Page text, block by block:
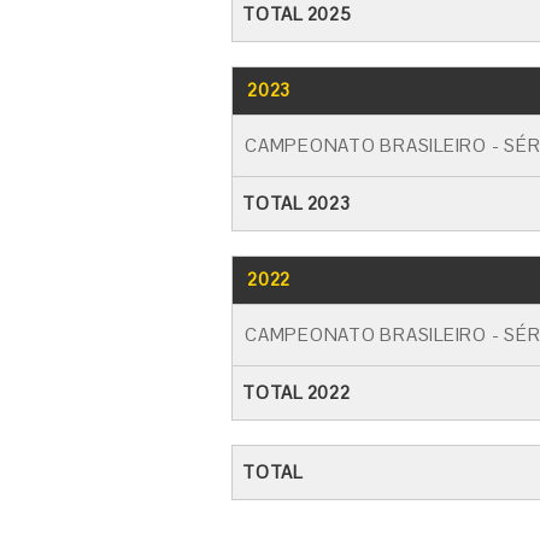
TOTAL 2025
2023
CAMPEONATO BRASILEIRO -
TOTAL 2023
2022
CAMPEONATO BRASILEIRO -
TOTAL 2022
TOTAL